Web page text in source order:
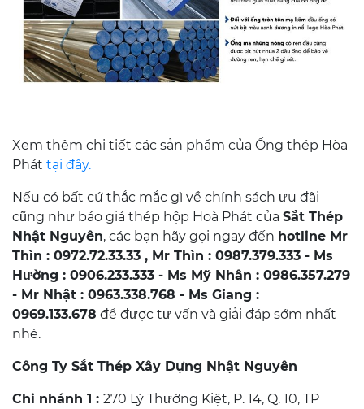
Xem thêm chi tiết các sản phẩm của Ống thép Hòa
Phát tại đây.
Nếu có bất cứ thắc mắc gì về chính sách ưu đãi
cũng như báo giá thép hộp Hoà Phát của Sắt Thép
Nhật Nguyên, các bạn hãy gọi ngay đến hotline Mr
Thìn : 0972.72.33.33 , Mr Thìn : 0987.379.333 - Ms
Hường : 0906.233.333 - Ms Mỹ Nhân : 0986.357.279
- Mr Nhật : 0963.338.768 - Ms Giang :
0969.133.678 để được tư vấn và giải đáp sớm nhất
nhé.
Công Ty Sắt Thép Xây Dựng Nhật Nguyên
Chi nhánh 1 : 270 Lý Thường Kiệt, P. 14, Q. 10, TP